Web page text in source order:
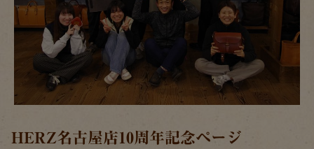
HERZ名古屋店10周年記念ページ